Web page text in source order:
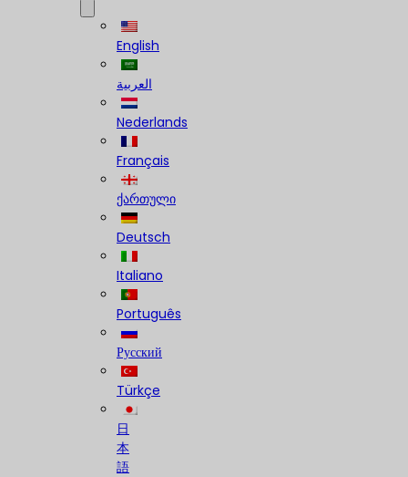
English
العربية
Nederlands
Français
ქართული
Deutsch
Italiano
Português
Русский
Türkçe
日
本
語